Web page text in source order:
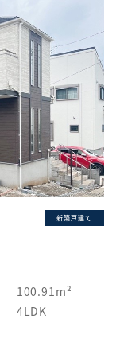
新築戸建て
100.91m²
4LDK